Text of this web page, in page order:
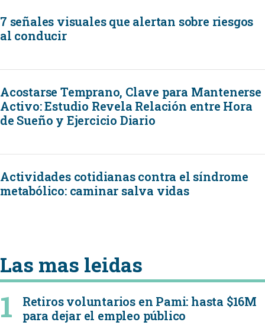
7 señales visuales que alertan sobre riesgos
al conducir
Acostarse Temprano, Clave para Mantenerse
Activo: Estudio Revela Relación entre Hora
de Sueño y Ejercicio Diario
Actividades cotidianas contra el síndrome
metabólico: caminar salva vidas
Las mas leidas
Retiros voluntarios en Pami: hasta $16M
para dejar el empleo público